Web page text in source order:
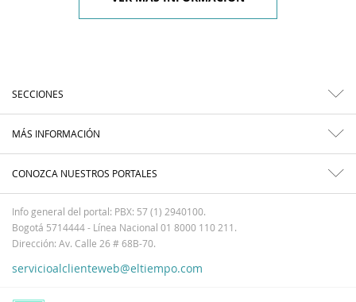
SECCIONES
MÁS INFORMACIÓN
CONOZCA NUESTROS PORTALES
Info general del portal: PBX: 57 (1) 2940100.
Bogotá 5714444 - Línea Nacional 01 8000 110 211.
Dirección: Av. Calle 26 # 68B-70.
servicioalclienteweb@eltiempo.com